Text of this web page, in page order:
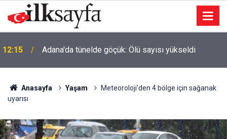
12:15 Adana'da tünelde göçük: Ölü sayısı yükseldi
11:22 Güdül Kaymakamı evlendi, nikahı Ayık kıydı
Anasayfa Yaşam
Meteoroloji'den 4 bölge için sağanak
uyarısı